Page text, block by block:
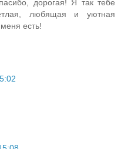
дорогая! Я так тебе
любящая и уютная
есть!